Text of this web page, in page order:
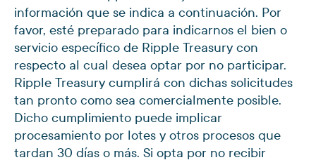
información que se indica a continuación. Por
favor, esté preparado para indicarnos el bien o
servicio específico de Ripple Treasury con
respecto al cual desea optar por no participar.
Ripple Treasury cumplirá con dichas solicitudes
tan pronto como sea comercialmente posible.
Dicho cumplimiento puede implicar
procesamiento por lotes y otros procesos que
tardan 30 días o más. Si opta por no recibir